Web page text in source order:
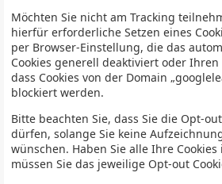
Möchten Sie nicht am Tracking
hierfür erforderliche Setzen eines
per Browser-Einstellung, die das
Cookies generell deaktiviert oder
dass Cookies von der Domain
blockiert werden.
Bitte beachten Sie, dass Sie die Opt-
dürfen, solange Sie keine
wünschen. Haben Sie alle Ihre
müssen Sie das jeweilige Opt-out